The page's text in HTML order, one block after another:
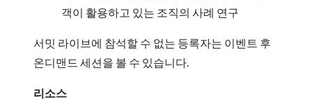
객이 활용하고 있는 조직의 사례 연구
서밋 라이브에 참석할 수 없는 등록자는 이벤트 후
온디맨드 세션을 볼 수 있습니다.
리소스